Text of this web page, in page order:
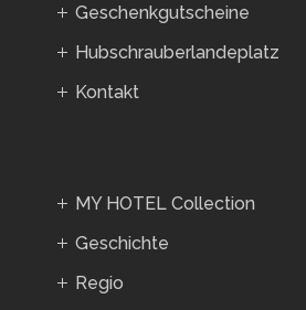
Geschenkgutscheine
Hubschrauberlandeplatz
Kontakt
MY HOTEL Collection
Geschichte
Regio